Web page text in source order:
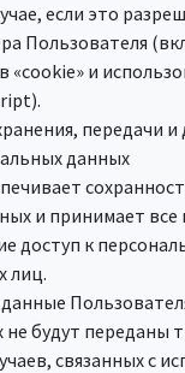
если это
Пользователя
«cookie» и
передачи и
данных
и принимает
доступ к
лиц.
не будут переданы
связанных с